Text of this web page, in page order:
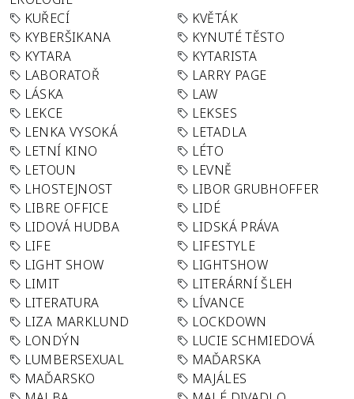
KUŘECÍ
KVĚTÁK
KYBERŠIKANA
KYNUTÉ TĚSTO
KYTARA
KYTARISTA
LABORATOŘ
LARRY PAGE
LÁSKA
LAW
LEKCE
LEKSES
LENKA VYSOKÁ
LETADLA
LETNÍ KINO
LÉTO
LETOUN
LEVNĚ
LHOSTEJNOST
LIBOR GRUBHOFFER
LIBRE OFFICE
LIDÉ
LIDOVÁ HUDBA
LIDSKÁ PRÁVA
LIFE
LIFESTYLE
LIGHT SHOW
LIGHTSHOW
LIMIT
LITERÁRNÍ ŠLEH
LITERATURA
LÍVANCE
LIZA MARKLUND
LOCKDOWN
LONDÝN
LUCIE SCHMIEDOVÁ
LUMBERSEXUAL
MAĎARSKA
MAĎARSKO
MAJÁLES